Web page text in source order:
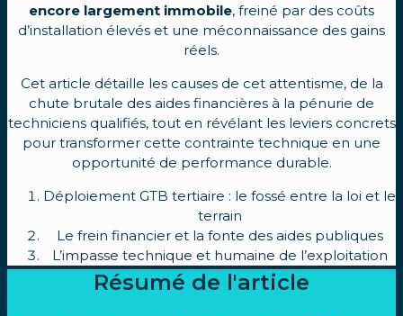
encore largement immobile, freiné par des coûts
d’installation élevés et une méconnaissance des gains
réels.
Cet article détaille les causes de cet attentisme, de la
chute brutale des aides financières à la pénurie de
techniciens qualifiés, tout en révélant les leviers concrets
pour transformer cette contrainte technique en une
opportunité de performance durable.
Déploiement GTB tertiaire : le fossé entre la loi et le
terrain
Le frein financier et la fonte des aides publiques
L’impasse technique et humaine de l’exploitation
Résumé de l'article